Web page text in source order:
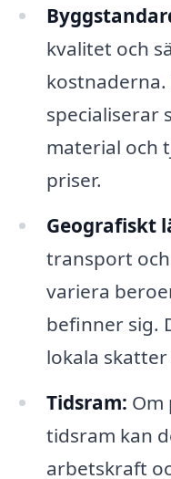
kvalitet och
specialiserar
material och
priser.
Geografiskt
transport
variera
befinner sig.
lokala
Tidsram: Om
tidsram kan
arbetskraft